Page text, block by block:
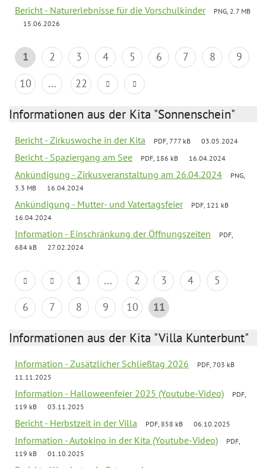
Bericht - Naturerlebnisse für die Vorschulkinder
PNG, 2.7 MB
15.06.2026
1 2 3 4 5 6 7 8
9
10
... 22
Informationen aus der Kita "Sonnenschein"
Bericht - Zirkuswoche in der Kita PDF, 777 kB 03.05.2024
Bericht - Spaziergang am See PDF, 186 kB 16.04.2024
Ankündigung - Zirkusveranstaltung am 26.04.2024
PNG,
3.3 MB
16.04.2024
Ankündigung - Mutter- und Vatertagsfeier
PDF, 121 kB
16.04.2024
Information - Einschränkung der Öffnungszeiten
PDF,
684 kB
27.02.2024
1 ... 2 3 4
5
6
7 8 9 10 11
Informationen aus der Kita "Villa Kunterbunt"
Information - Zusätzlicher Schließtag 2026
PDF, 703 kB
11.11.2025
Information - Halloweenfeier 2025 (Youtube-Video)
PDF,
119 kB
03.11.2025
Bericht - Herbstzeit in der Villa PDF, 858 kB 06.10.2025
Information - Autokino in der Kita (Youtube-Video)
PDF,
119 kB
01.10.2025